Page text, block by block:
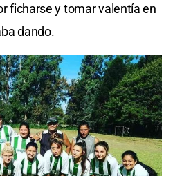
ficharse y tomar valentía en
dando.